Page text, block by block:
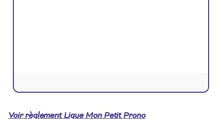
Voir règlement Ligue Mon Petit Prono